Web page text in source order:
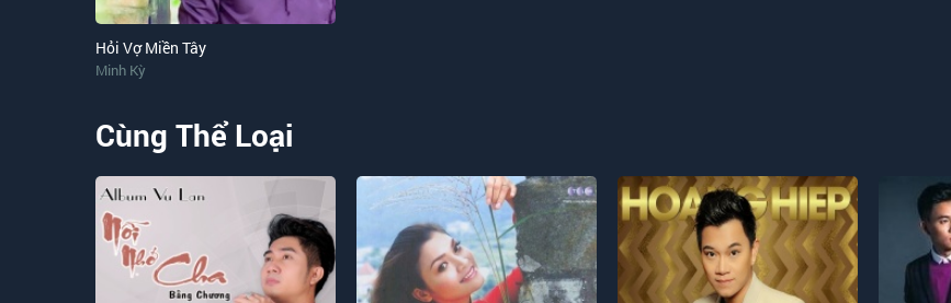
Thương lúa mãi ngọt ngào trên môi
Tình tôi biển lúa ngút ngàn nào vơi...
Hỏi Vợ Miền Tây
Minh Kỳ
Cùng Thể Loại